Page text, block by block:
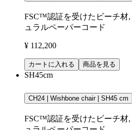
FSC™認証を受けたビーチ材,
ュラルペーパーコード
¥ 112,200
カートに入れる 商品を見る
SH45cm
CH24 | Wishbone chair | SH45 cm
FSC™認証を受けたビーチ材,